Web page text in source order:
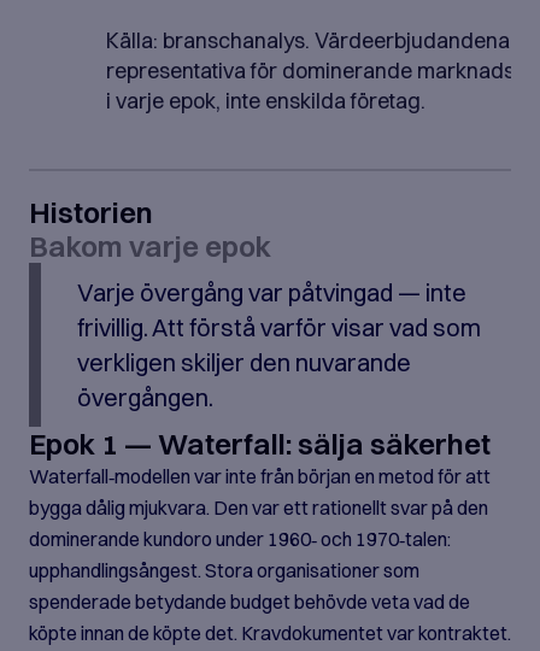
Källa: branschanalys. Värdeerbjudandena är
representativa för dominerande
i varje epok, inte enskilda företag.
Historien
Bakom varje epok
Varje övergång var påtvingad — inte
frivillig. Att förstå varför visar vad som
verkligen skiljer den nuvarande
övergången.
Epok 1 — Waterfall: sälja säkerhet
Waterfall‑modellen var inte från början en metod för att
bygga dålig mjukvara. Den var ett rationellt svar på den
dominerande kundoro under 1960‑ och 1970‑talen:
upphandlingsångest. Stora organisationer som
spenderade betydande budget behövde veta vad de
köpte innan de köpte det. Kravdokumentet var kontraktet.